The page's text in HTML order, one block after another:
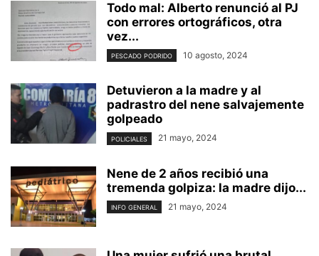
Todo mal: Alberto renunció al PJ
con errores ortográficos, otra
vez...
PESCADO PODRIDO 10 agosto, 2024
Detuvieron a la madre y al
padrastro del nene salvajemente
golpeado
POLICIALES 21 mayo, 2024
Nene de 2 años recibió una
tremenda golpiza: la madre dijo...
INFO GENERAL 21 mayo, 2024